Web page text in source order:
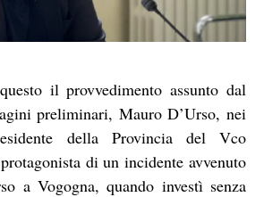
il provvedimento assunto dal
preliminari, Mauro D’Urso, nei
della Provincia del Vco
di un incidente avvenuto
a Vogogna, quando investì senza